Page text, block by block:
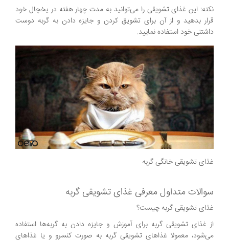
نکته: این غذای تشویقی را می‌توانید به مدت چهار هفته در یخچال خود
قرار بدهید و از آن برای تشویق کردن و جایزه دادن به گربه دوست
داشتنی خود استفاده نمایید.
غذای تشویقی خانگی گربه
سوالات متداول معرفی غذای تشویقی گربه
غذای تشویقی گربه چیست؟
از غذای تشویقی گربه برای آموزش و جایزه دادن به گربه‌ها استفاده
می‌شود، معمولا غذاهای تشویقی گربه به صورت کنسرو و یا غذاهای